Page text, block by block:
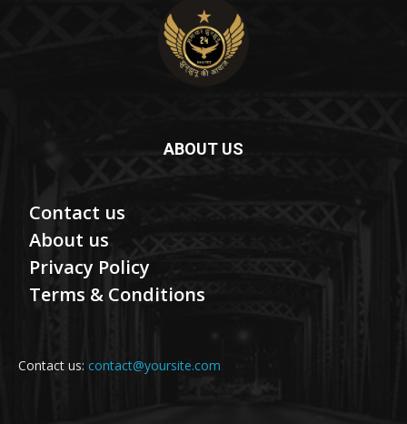
ABOUT US
Contact us
About us
Privacy Policy
Terms & Conditions
Contact us: contact@yoursite.com